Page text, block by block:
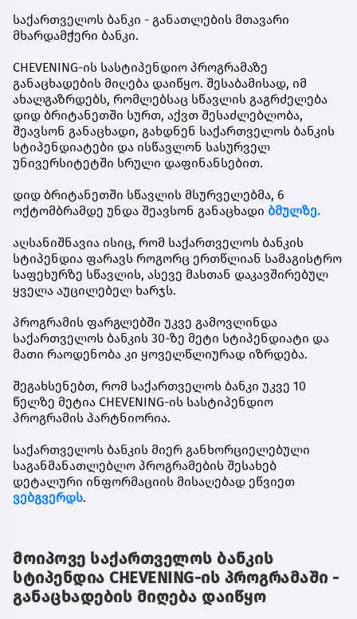
საქართველოს ბანკი - განათლების მთავარი
მხარდამჭერი ბანკი.
CHEVENING-ის სასტიპენდიო პროგრამაზე
განაცხადების მიღება დაიწყო. შესაბამისად, იმ
ახალგაზრდებს, რომლებსაც სწავლის გაგრძელება
დიდ ბრიტანეთში სურთ, აქვთ შესაძლებლობა,
შეავსონ განაცხადი, გახდნენ საქართველოს ბანკის
სტიპენდიატები და ისწავლონ სასურველ
უნივერსიტეტში სრული დაფინანსებით.
დიდ ბრიტანეთში სწავლის მსურველებმა, 6
ოქტომბრამდე უნდა შეავსონ განაცხადი ბმულზე.
აღსანიშნავია ისიც, რომ საქართველოს ბანკის
სტიპენდია ფარავს როგორც ერთწლიან სამაგისტრო
საფეხურზე სწავლის, ასევე მასთან დაკავშირებულ
ყველა აუცილებელ ხარჯს.
პროგრამის ფარგლებში უკვე გამოვლინდა
საქართველოს ბანკის 30-ზე მეტი სტიპენდიატი და
მათი რაოდენობა კი ყოველწლიურად იზრდება.
შეგახსენებთ, რომ საქართველოს ბანკი უკვე 10
წელზე მეტია CHEVENING-ის სასტიპენდიო
პროგრამის პარტნიორია.
საქართველოს ბანკის მიერ განხორციელებული
საგანმანათლებლო პროგრამების შესახებ
დეტალური ინფორმაციის მისაღებად ეწვიეთ
ვებგვერდს.
მოიპოვე საქართველოს ბანკის
სტიპენდია CHEVENING-ის პროგრამაში -
განაცხადების მიღება დაიწყო